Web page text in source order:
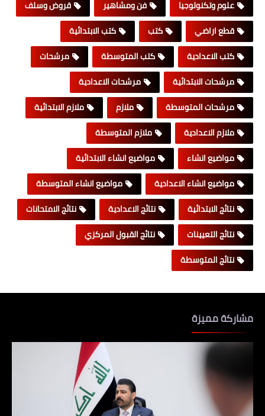
علوم وتكنولوجيا
فن ومشاهير
قروض وسلف
قطع اراضي
كتب
كتب الابتدائية
كتب الاعدادية
كتب المتوسطة
مرشحات
مرشحات الابتدائية
مرشحات الاعدادية
مرشحات المتوسطة
ملازم
ملازم الابتدائية
ملازم الاعدادية
ملازم المتوسطة
مواضيع انشاء
مواضيع انشاء الابتدائية
مواضيع انشاء الاعدادية
مواضيع انشاء المتوسطة
نتائج الابتدائية
نتائج الاعدادية
نتائج الامتحانات
نتائج التعيينات
نتائج القبول المركزي
نتائج المتوسطة
مشاركة مميزة